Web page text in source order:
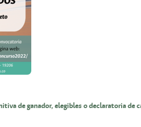
de ganador, elegibles o declaratoria de